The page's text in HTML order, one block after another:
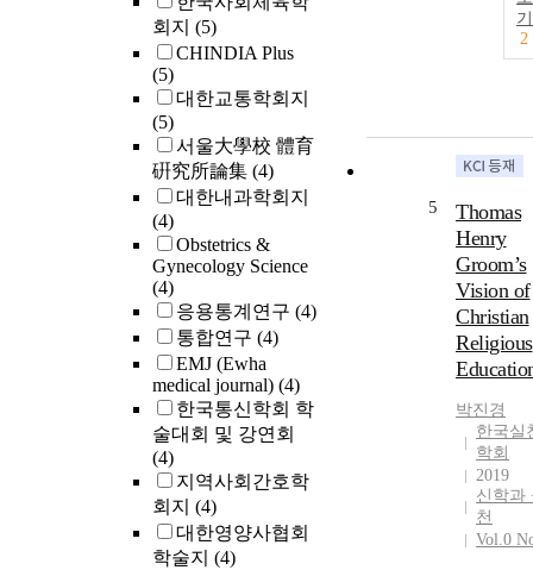
회지 (5)
CHINDIA Plus
(5)
대한교통학회지
(5)
서울大學校 體育
硏究所論集 (4)
대한내과학회지
(4)
Obstetrics &
Gynecology Science
(4)
응용통계연구 (4)
통합연구 (4)
EMJ (Ewha
medical journal) (4)
한국통신학회 학
술대회 및 강연회
(4)
지역사회간호학
회지 (4)
대한영양사협회
학술지 (4)
기
2
5
Thomas
Henry
Groom’s
Vision of
Christian
Religious
박진경
한국실
학회
2019
신학과
천
Vol.0